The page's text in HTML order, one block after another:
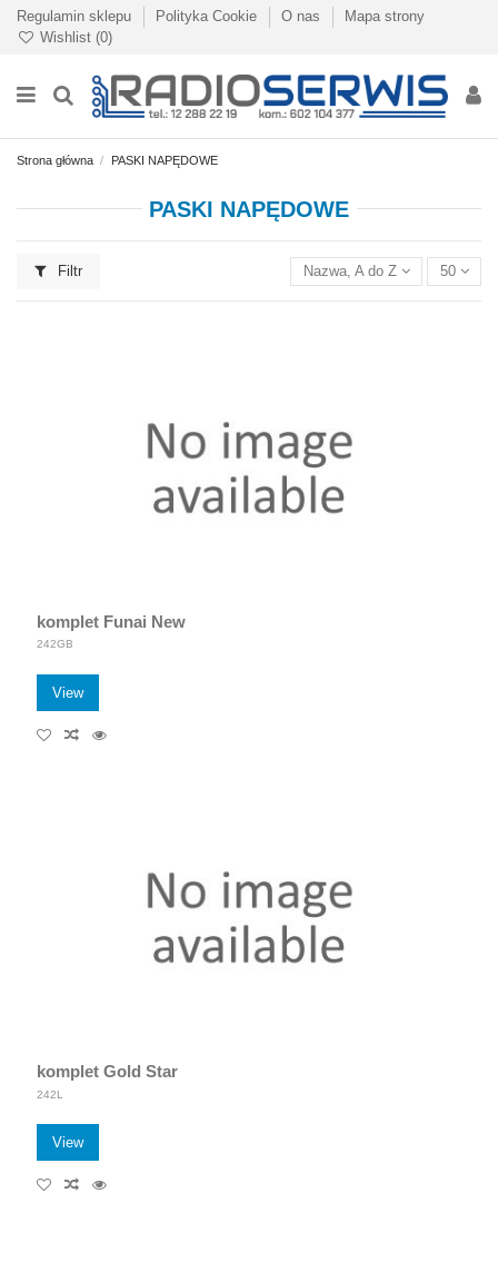
Regulamin sklepu Polityka Cookie O nas
Mapa strony
Wishlist (0)
Strona główna PASKI NAPĘDOWE
PASKI NAPĘDOWE
Filtr Nazwa, A do Z 50
komplet Funai New
242GB
View
komplet Gold Star
242L
View